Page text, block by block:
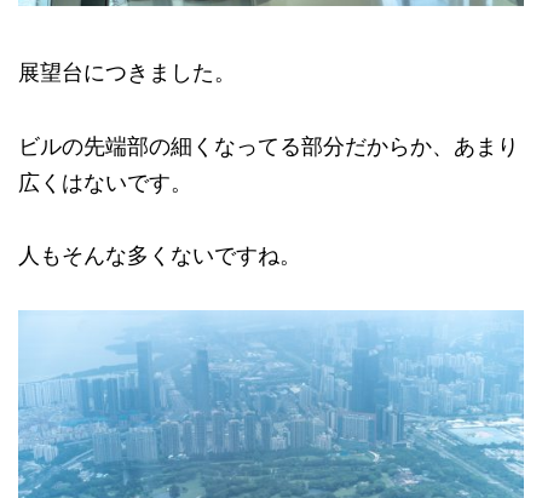
展望台につきました。
ビルの先端部の細くなってる部分だからか、あまり
広くはないです。
人もそんな多くないですね。